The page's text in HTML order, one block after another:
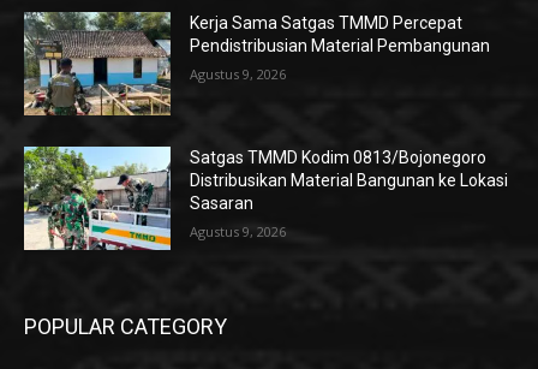
Kerja Sama Satgas TMMD Percepat
Pendistribusian Material Pembangunan
Agustus 9, 2026
Satgas TMMD Kodim 0813/Bojonegoro
Distribusikan Material Bangunan ke Lokasi
Sasaran
Agustus 9, 2026
POPULAR CATEGORY